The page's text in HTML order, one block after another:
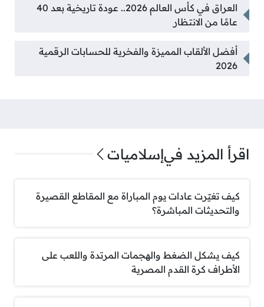
العراق في كأس العالم 2026.. عودة تاريخية بعد 40
عامًا من الانتظار
أفضل الألقاب المميزة والفخرية للحسابات الرقمية
2026
اقرأ المزيد فيإسلاميات
كيف تغيّرت عادات يوم المباراة مع المقاطع القصيرة
والتحديثات المباشرة؟
كيف يشكل الضغط والهجمات المرتدة واللعب على
الأطراف كرة القدم المصرية